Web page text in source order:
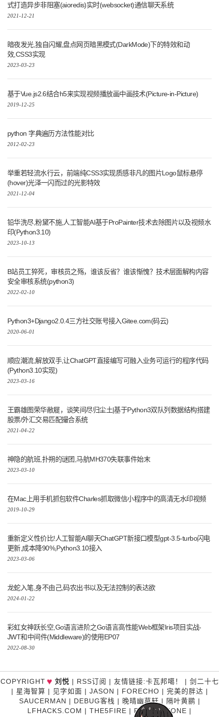
式打造异步非阻塞(aioredis)实时(websocket)通信聊天系统
2021-12-21
暗夜发光,独自闪耀,盘点网页暗黑模式(DarkMode)下的特效和动
效,CSS3实现
2023-03-23
基于Vue.js2.6结合h5来实现视频播放画中画技术(Picture-in-Picture)
2019-12-25
python 字典遍历方法性能对比
2012-02-23
举重若轻流水行云，前端纯CSS3实现质感非凡的图片Logo鼠标悬停
(hover)光泽一闪而过的光影特效
2021-12-04
铅华洗尽,粉黛不施,人工智能AI基于ProPainter技术去除图片以及视频水
印(Python3.10)
2023-10-13
B站员工猝死，审核员之殇，谁该反省？谁该惭愧？技术层面解构内容
安全审核系统(python3)
2022-02-10
Python3+Django2.0.4三方社交账号接入Gitee.com(码云)
2020-06-01
顺应潮流,解放双手,让ChatGPT直接编写可融入业务可运行的程序代码
(Python3.10实现)
2023-03-16
王霸雄图荣华敝屣，谈笑间尽归尘土|基于Python3双队列数据结构搭建
股票/外汇交易匹配撮合系统
2021-04-22
神隐的航班,扑朔的谜团,马航MH370失联事件始末
2023-03-10
在Mac上用手机抓包软件Charles抓取微信小程序中的高清无水印视频
2019-10-29
重新定义性价比!人工智能AI聊天ChatGPT新接口模型gpt-3.5-turbo闪电
更新,成本降90%,Python3.10接入
2023-03-06
龙蛇入笔,身不由己,码农出书以及无法控制的表达欲
2024-01-22
彩虹女神跃长空,Go语言进阶之Go语言高性能Web框架Iris项目实战-
JWT和中间件(Middleware)的使用EP07
2022-08-30
COPYRIGHT♥ 刘悦 | RSS订阅 | 友情链接:卡瓦邦噶！ | 剑二十七
| 星海智算 | 见字如面 | JASON | FORECHO | 完美的胖达 |
SAUCERMAN | DEBUG客栈 | 晚晴幽草轩 | 隔叶黄鹂 |
LFHACKS.COM | THE5FIRE | P3TERX ZONE |